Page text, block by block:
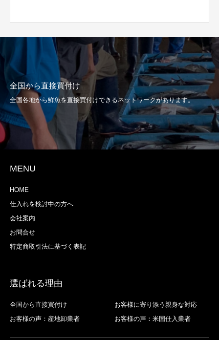
全国から直接買付け
全国各地から鮮魚を直接買付けできるネットワークがあります。
MENU
HOME
仕入れを検討中の方へ
会社案内
お問合せ
特定商取引法に基づく表記
選ばれる理由
全国から直接買付け
お客様に寄り添う親身な対応
お客様の声：産地卸業者
お客様の声：米国仕入業者